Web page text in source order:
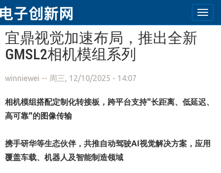
跳转到主要内容
宜鼎视觉加速布局，推出全新
GMSL2相机模组系列
winniewei -- 周三, 12/10/2025 - 14:07
相机模组搭配定制化转接板，跨平台支持"长距离、低延迟、
高可靠"的图像传输
携手研华等生态伙伴，共推自动驾驶AI视觉解决方案，应用
覆盖车载、机器人及智能制造领域